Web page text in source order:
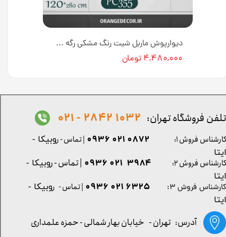
دیوارپوش ماربل شیت رنگ مشکی رگه سفید کد PC355 [انبار تهران]
۴,۴۸۰,۰۰۰ تومان
کارشناس فروش ۳: ۶۳۲۵ ۰۲۱ ۰۹۳۶ | تماس - روبیکا -
ایتا
آدرس: تهران - خیابان بهار شمالی - حمزه علمداری
تلفن فروشگاه تهران: 1032 2842 - 021
کارشناس فروش ۱: 0872 021 0936 | تماس - روبیکا -
ایتا
کارشناس فروش ۲:
۳۹۸۴ ۰۲۱ ۰۹۳۶ | تماس - روبیکا -
ایتا